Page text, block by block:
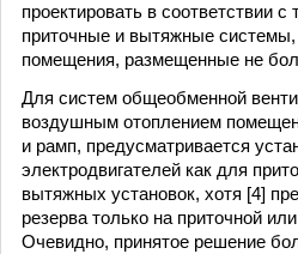
проектировать в соответствии
приточные и вытяжные
помещения, размещенные не
Для систем общеобменной
воздушным отоплением
и рамп, предусматривается
электродвигателей как для
вытяжных установок, хотя [4]
резерва только на приточной
Очевидно, принятое решение